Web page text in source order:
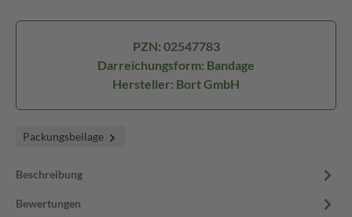
PZN: 02547783
Darreichungsform: Bandage
Hersteller: Bort GmbH
Packungsbeilage
Beschreibung
Bewertungen